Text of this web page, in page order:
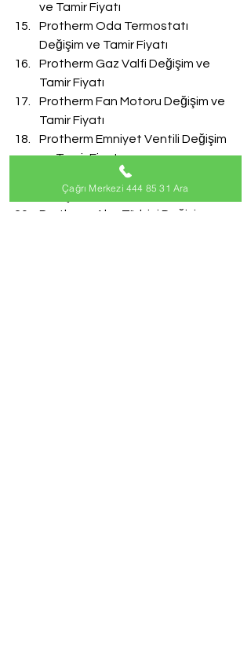
ve Tamir Fiyatı
Protherm Oda Termostatı
Değişim ve Tamir Fiyatı
Protherm Gaz Valfi Değişim ve
Tamir Fiyatı
Protherm Fan Motoru Değişim ve
Tamir Fiyatı
Protherm Emniyet Ventili Değişim
ve Tamir Fiyatı
Protherm Doldurma Musluğu
Değişim ve Tamir Fiyatı
Protherm Akış Türbini Değişim ve
Çağrı Merkezi 444 85 31 Ara